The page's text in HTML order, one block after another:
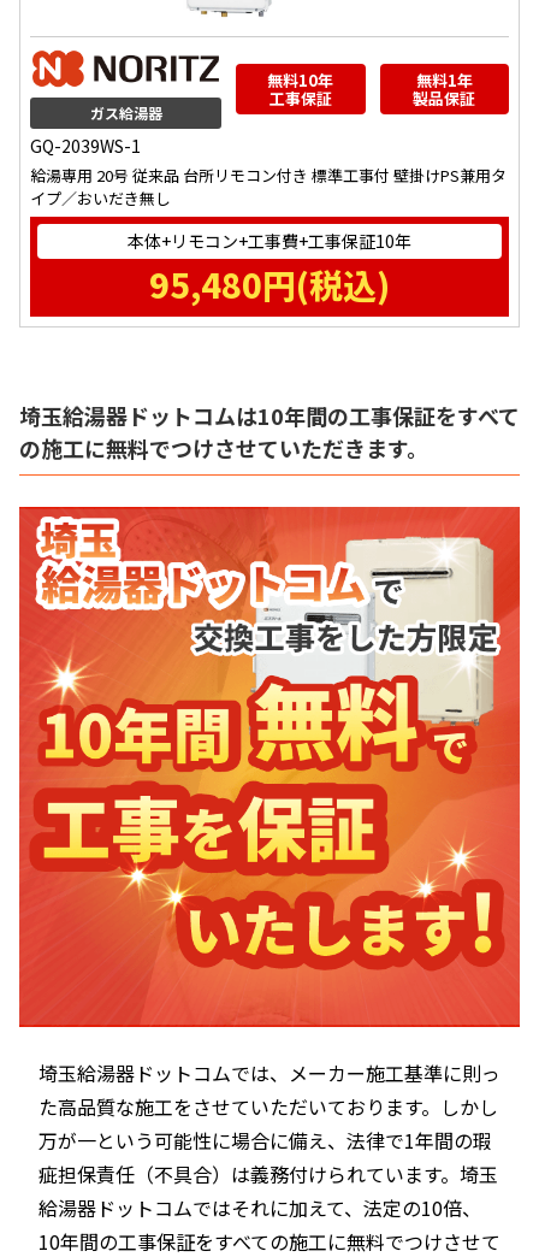
ガス給湯器
無料10年
工事保証
無料1年
製品保証
GQ-2039WS-1
給湯専用 20号 従来品 台所リモコン付き 標準工事付 壁掛けPS兼用タ
イプ／おいだき無し
本体+リモコン+工事費+工事保証10年
95,480円(税込)
埼玉給湯器ドットコムは10年間の工事保証をすべて
の施工に無料でつけさせていただきます。
埼玉給湯器ドットコムでは、メーカー施工基準に則っ
た高品質な施工をさせていただいております。しかし
万が一という可能性に場合に備え、法律で1年間の瑕
疵担保責任（不具合）は義務付けられています。埼玉
給湯器ドットコムではそれに加えて、法定の10倍、
10年間の工事保証をすべての施工に無料でつけさせて